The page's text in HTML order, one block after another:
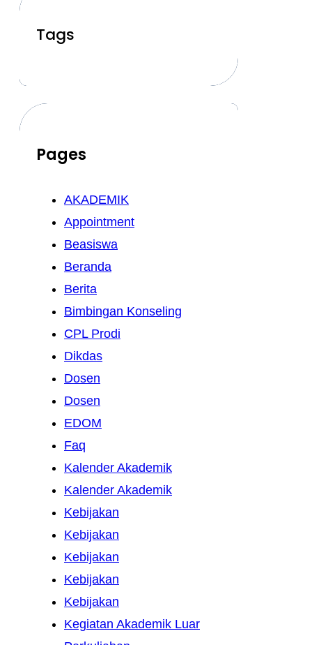
Tags
Pages
AKADEMIK
Appointment
Beasiswa
Beranda
Berita
Bimbingan Konseling
CPL Prodi
Dikdas
Dosen
Dosen
EDOM
Faq
Kalender Akademik
Kalender Akademik
Kebijakan
Kebijakan
Kebijakan
Kebijakan
Kebijakan
Kegiatan Akademik Luar